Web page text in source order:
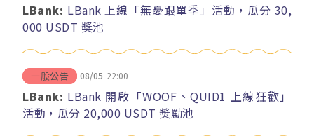
LBank: LBank 上線「無憂跟單季」活動，瓜分 30,
000 USDT 獎池
一般公告 08/05 22:00
LBank: LBank 開啟「WOOF、QUID1 上線狂歡」
活動，瓜分 20,000 USDT 獎勵池